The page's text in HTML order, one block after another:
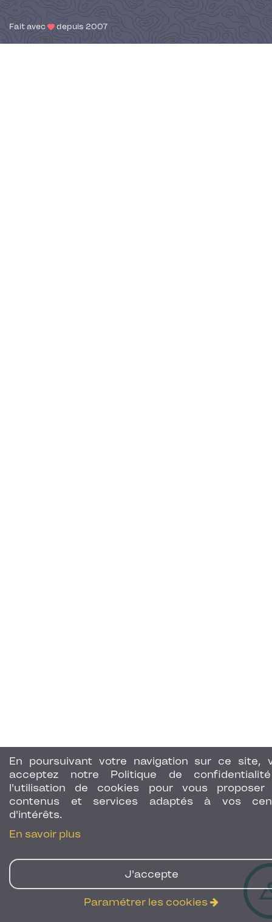
En poursuivant votre navigation sur ce site,
acceptez notre Politique de
l'utilisation de cookies pour vous proposer
contenus et services adaptés à vos
d'intérêts.
En savoir plus
J'accepte
Paramétrer les cookies
Fait avec depuis 2007